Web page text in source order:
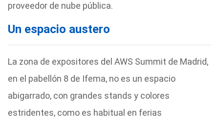
proveedor de nube pública.
Un espacio austero
La zona de expositores del AWS Summit de Madrid,
en el pabellón 8 de Ifema, no es un espacio
abigarrado, con grandes stands y colores
estridentes, como es habitual en ferias